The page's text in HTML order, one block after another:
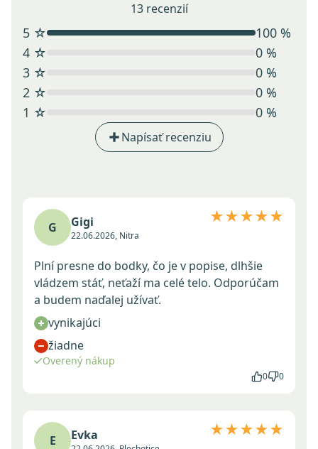
13 recenzií
5 ☆
100 %
4 ☆
0 %
3 ☆
0 %
2 ☆
0 %
1 ☆
0 %
Napísať recenziu
G Gigi
22.06.2026, Nitra
★★★★★
Plní presne do bodky, čo je v popise, dlhšie
vládzem stáť, neťaží ma celé telo. Odporúčam
a budem naďalej užívať.
vynikajúci
žiadne
Overený nákup
0 0
E Evka ★★★★★